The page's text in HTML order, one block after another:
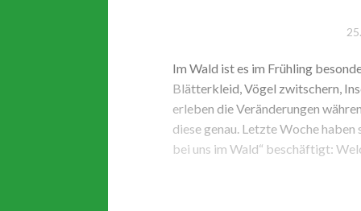
Im Wald ist es im Frühling
Blätterkleid, Vögel zwitschern,
erleben die Veränderungen
diese genau. Letzte Woche
bei uns im Wald“ beschäftigt: